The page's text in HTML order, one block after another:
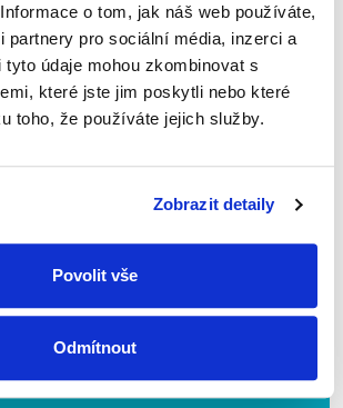
o tom, jak náš web používáte,
pro sociální média, inzerci a
tyto údaje mohou zkombinovat s
které jste jim poskytli nebo které
toho, že používáte jejich služby.
Zobrazit detaily
Povolit vše
Odmítnout
Morava Spytihněv
U Jezu
Hodonín